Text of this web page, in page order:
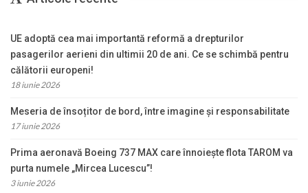
UE adoptă cea mai importantă reformă a drepturilor
pasagerilor aerieni din ultimii 20 de ani. Ce se schimbă pentru
călătorii europeni!
18 iunie 2026
Meseria de însoțitor de bord, între imagine și responsabilitate
17 iunie 2026
Prima aeronavă Boeing 737 MAX care înnoiește flota TAROM va
purta numele „Mircea Lucescu”!
3 iunie 2026